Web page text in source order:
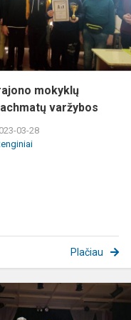
mokyklų
varžybos
03-28
Plačiau